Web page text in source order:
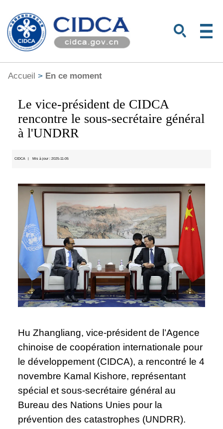
Accueil > En ce moment
Le vice-président de CIDCA
rencontre le sous-secrétaire général
à l'UNDRR
CIDCA | Mis à jour : 2025-11-05
Hu Zhangliang, vice-président de l’Agence
chinoise de coopération internationale pour
le développement (CIDCA), a rencontré le 4
novembre Kamal Kishore, représentant
spécial et sous-secrétaire général au
Bureau des Nations Unies pour la
prévention des catastrophes (UNDRR).